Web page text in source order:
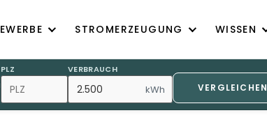
STROMERZEUGUNG WISSEN
PLZ VERBRAUCH
kWh VERGLEICHEN